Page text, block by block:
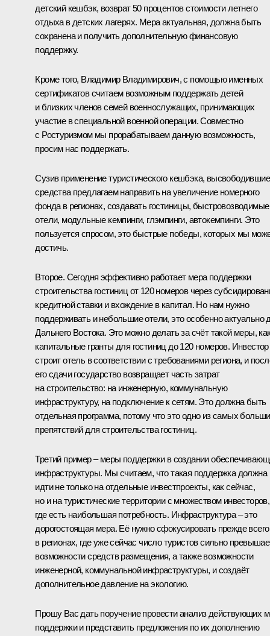
детский кешбэк, возврат 50 процентов стоимости летнего
отдыха в детских лагерях. Мера актуальная, должна быть
сохранена и получить дополнительную финансовую
поддержку.
Кроме того, Владимир Владимирович, с помощью именных
сертификатов считаем возможным поддержать детей
и близких членов семей военнослужащих, принимающих
участие в специальной военной операции. Совместно
с Ростуризмом мы прорабатываем данную возможность,
просим нас поддержать.
Сузив применение туристического кешбэка,
средства предлагаем направить на увеличение номерного
фонда в регионах, создавать гостиницы, быстровозводимые
отели, модульные кемпинги, глэмпинги, автокемпинги. Это
пользуется спросом, это быстрые победы, которых мы
достичь.
Второе. Сегодня эффективно работает мера поддержки
строительства гостиниц от 120 номеров через
кредитной ставки и вхождение в капитал. Но нам нужно
поддерживать и небольшие отели, это особенно актуально
Дальнего Востока. Это можно делать за счёт такой меры,
капитальные гранты для гостиниц до 120 номеров. Инвестор
строит отель в соответствии с требованиями региона, и
его сдачи государство возвращает часть затрат
на строительство: на инженерную, коммунальную
инфраструктуру, на подключение к сетям. Это должна быть
отдельная программа, потому что это одно из самых
препятствий для строительства гостиниц.
Третий пример – меры поддержки в создании
инфраструктуры. Мы считаем, что такая поддержка должна
идти не только на отдельные инвестпроекты, как сейчас,
но и на туристические территории с множеством инвесторов,
где есть наибольшая потребность. Инфраструктура – это
дорогостоящая мера. Её нужно сфокусировать прежде всего
в регионах, где уже сейчас число туристов сильно
возможности средств размещения, а также возможности
инженерной, коммунальной инфраструктуры, и создаёт
дополнительное давление на экологию.
Прошу Вас дать поручение провести анализ действующих
поддержки и представить предложения по их дополнению